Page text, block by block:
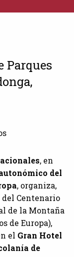
Parques
, en
del
, organiza,
Centenario
de la Montaña
de Europa),
el Gran Hotel
de